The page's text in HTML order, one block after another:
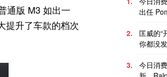
通版 M3 如出一
提升了车款的档次
出任
2.
匡威的“
你都没
3.
今日消